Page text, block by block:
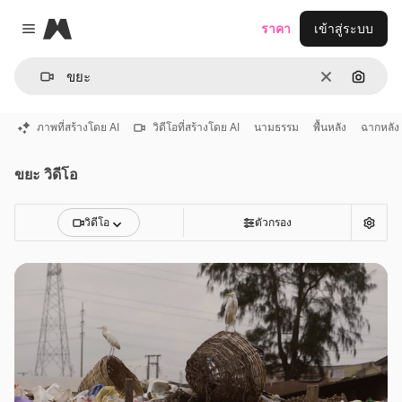
Close menu
Magnific
ชัดเจนค้นหา
ราคา เข้าสู่ระบบ
ภาพที่สร้างโดย AI วิดีโอที่สร้างโดย AI นามธรรม พื้นหลัง ฉากหลัง
ขยะ วิดีโอ
วิดีโอ ตัวกรอง